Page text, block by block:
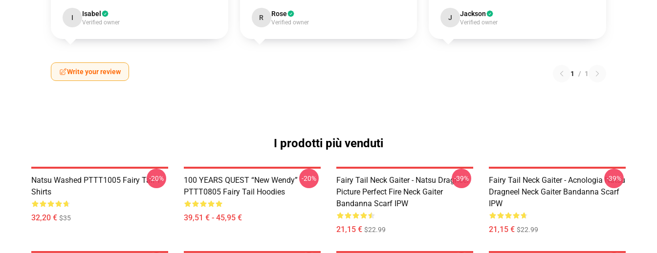
I Isabel
Verified owner
R Rose
Verified owner
J Jackson
Verified owner
Write your review 1 / 1
I prodotti più venduti
Natsu Washed PTTT1005 Fairy Tail T-
Shirts
32,20 € $35
-20%
100 YEARS QUEST “New Wendy”
PTTT0805 Fairy Tail Hoodies
39,51 € - 45,95 €
-20%
Fairy Tail Neck Gaiter - Natsu Dragneel
Picture Perfect Fire Neck Gaiter
Bandanna Scarf IPW
21,15 € $22.99
-39%
Fairy Tail Neck Gaiter - Acnologia Natsu
Dragneel Neck Gaiter Bandanna Scarf
IPW
21,15 € $22.99
-39%